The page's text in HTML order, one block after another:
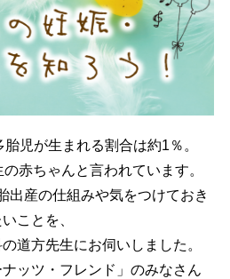
児が生まれる割合は約1％。
赤ちゃんと言われています。
出産の仕組みや気をつけておき
ことを、
道方先生にお伺いしました。
ッツ・フレンド」のみなさん